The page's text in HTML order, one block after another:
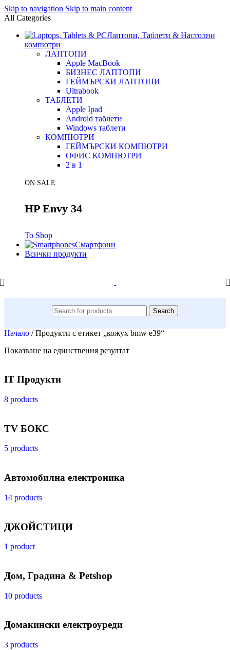
Skip to navigation Skip to main content
All Categories
Лаптопи, Таблети & Настолни
компютри
ЛАПТОПИ
Apple MacBook
БИЗНЕС ЛАПТОПИ
ГЕЙМЪРСКИ ЛАПТОПИ
Ultrabook
ТАБЛЕТИ
Apple Ipad
Android таблети
Windows таблети
КОМПЮТРИ
ГЕЙМЪРСКИ КОМПЮТРИ
ОФИС КОМПЮТРИ
2 в 1
ON SALE
HP Envy 34
To Shop
Смартфони
Всички продукти
Search
Начало / Продукти с етикет „кожух bmw e39“
Показване на единствения резултат
IT Продукти
8 products
TV БОКС
5 products
Автомобилна електроника
14 products
ДЖОЙСТИЦИ
1 product
Дом, Градина & Petshop
10 products
Домакински електроуреди
3 products